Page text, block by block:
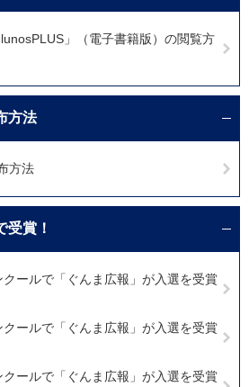
」（電子書籍版）の閲覧方
方法
方法
受賞！
ールで「ぐんま広報」が入選を受賞
ールで「ぐんま広報」が入選を受賞
ールで「ぐんま広報」が入選を受賞